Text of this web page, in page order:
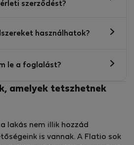
szerződést?
használhatok?
le a foglalást?
amelyek tetszhetnek
lakás nem illik hozzád
is vannak. A Flatio sok